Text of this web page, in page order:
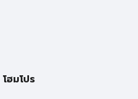
โฮมโปร